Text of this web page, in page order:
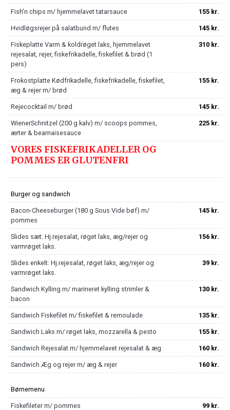
Fish'n chips m/ hjemmelavet tatarsauce 155 kr.
Hvidløgsrejer på salatbund m/ flutes 145 kr.
Fiskeplatte Varm & koldrøget laks, hjemmelavet
rejesalat, rejer, fiskefrikadelle, fiskefilet & brød (1
pers)
310 kr.
Frokostplatte Kødfrikadelle, fiskefrikadelle, fiskefilet,
æg & rejer m/ brød
155 kr.
Rejecocktail m/ brød 145 kr.
WienerSchnitzel (200 g kalv) m/ scoops pommes,
ærter & bearnaisesauce
225 kr.
VORES FISKEFRIKADELLER OG
POMMES ER GLUTENFRI
Burger og sandwich
Bacon-Cheeseburger (180 g Sous Vide bøf) m/
pommes
145 kr.
Slides sæt: Hj.rejesalat, røget laks, æg/rejer og
varmrøget laks.
156 kr.
Slides enkelt: Hj.rejesalat, røget laks, æg/rejer og
varmrøget laks.
39 kr.
Sandwich Kylling m/ marineret kylling strimler &
bacon
130 kr.
Sandwich Fiskefilet m/ fiskefilet & remoulade 135 kr.
Sandwich Laks m/ røget laks, mozzarella & pesto 155 kr.
Sandwich Rejesalat m/ hjemmelavet rejesalat & æg 160 kr.
Sandwich Æg og rejer m/ æg & rejer 160 kr.
Børnemenu
Fiskefileter m/ pommes 99 kr.